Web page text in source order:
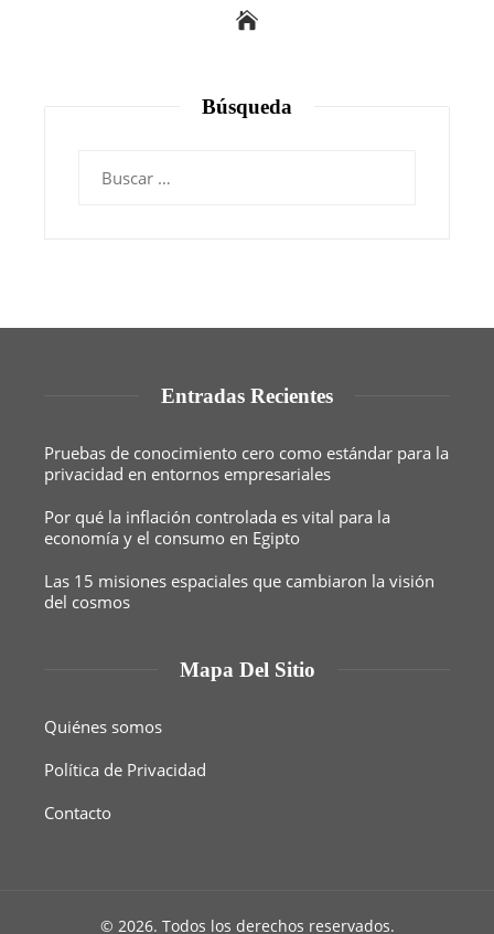
Búsqueda
Entradas Recientes
Pruebas de conocimiento cero como estándar para la
privacidad en entornos empresariales
Por qué la inflación controlada es vital para la
economía y el consumo en Egipto
Las 15 misiones espaciales que cambiaron la visión
del cosmos
Mapa Del Sitio
Quiénes somos
Política de Privacidad
Contacto
© 2026. Todos los derechos reservados.